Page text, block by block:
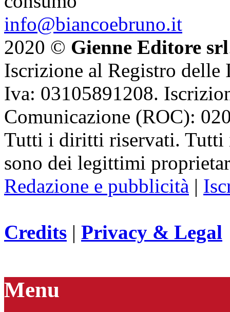
info@biancoebruno.it
2020 © Gienne Editore srl
Iscrizione al Registro delle
Iva: 03105891208.
Comunicazione (ROC):
Tutti i diritti riservati. Tutti
sono dei legittimi
Redazione e pubblicità |
Credits | Privacy & Legal
Menu